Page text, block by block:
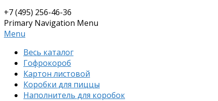
+7 (495) 256-46-36
Primary Navigation Menu
Menu
Весь каталог
Гофрокороб
Картон листовой
Коробки для пиццы
Наполнитель для коробок